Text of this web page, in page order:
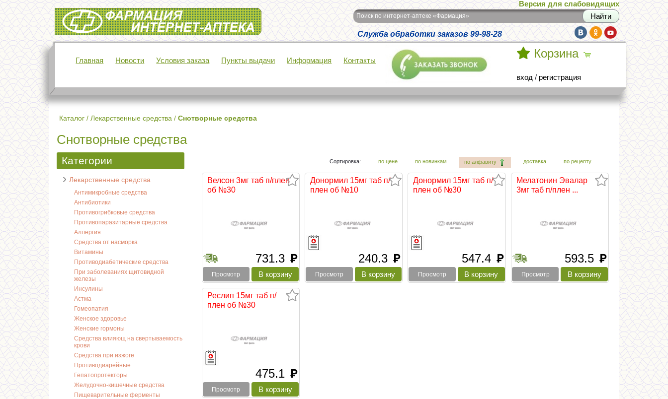
Интернет-аптека Фармация
Версия для слабовидящих
Поиск по интернет-аптеке «Фармация»
Служба обработки заказов 99-98-28
Главная Новости Условия заказа Пункты выдачи Информация Контакты
Корзина
вход / регистрация
Каталог / Лекарственные средства / Снотворные средства
Снотворные средства
Категории
Лекарственные средства
Антимикробные средства
Антибиотики
Противогрибковые средства
Противопаразитарные средства
Аллергия
Средства от насморка
Витамины
Противодиабетические средства
При заболеваниях щитовидной
железы
Инсулины
Астма
Гомеопатия
Женское здоровье
Женские гормоны
Средства влияющ на свертываемость
крови
Средства при изжоге
Противодиарейные
Гепатопротекторы
Желудочно-кишечные средства
Пищеварительные ферменты
Сортировка: по цене по новинкам по алфавиту доставка по рецепту
Велсон 3мг таб п/плен
об №30
731.3 руб
Просмотр
Донормил 15мг таб п/
плен об №10
240.3 руб
Просмотр
Донормил 15мг таб п/
плен об №30
547.4 руб
Просмотр
Мелатонин Эвалар
3мг таб п/плен ...
593.5 руб
Просмотр
Реслип 15мг таб п/
плен об №30
475.1 руб
Просмотр